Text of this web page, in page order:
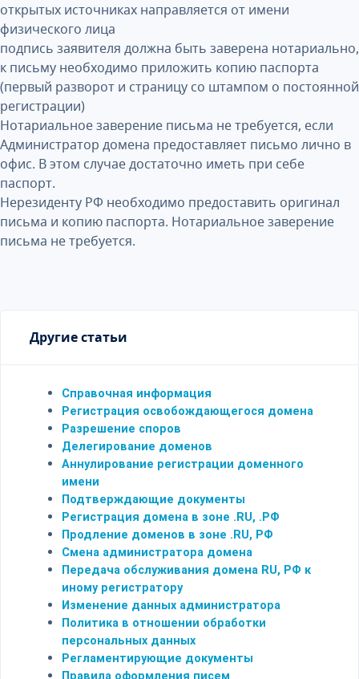
открытых источниках направляется от имени
физического лица
подпись заявителя должна быть заверена нотариально,
к письму необходимо приложить копию паспорта
(первый разворот и страницу со штампом о постоянной
регистрации)
Нотариальное заверение письма не требуется, если
Администратор домена предоставляет письмо лично в
офис. В этом случае достаточно иметь при себе
паспорт.
Нерезиденту РФ необходимо предоставить оригинал
письма и копию паспорта. Нотариальное заверение
письма не требуется.
Другие статьи
Справочная информация
Регистрация освобождающегося домена
Разрешение споров
Делегирование доменов
Аннулирование регистрации доменного
имени
Подтверждающие документы
Регистрация домена в зоне .RU, .РФ
Продление доменов в зоне .RU, РФ
Смена администратора домена
Передача обслуживания домена RU, РФ к
иному регистратору
Изменение данных администратора
Политика в отношении обработки
персональных данных
Регламентирующие документы
Правила оформления писем